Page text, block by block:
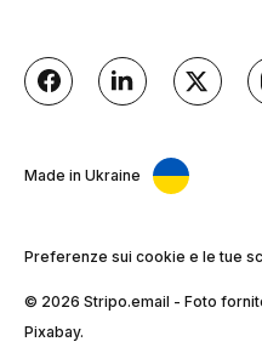
Made in Ukraine
Preferenze sui cookie e le tue
© 2026 Stripо.email - Foto
Pixabay.